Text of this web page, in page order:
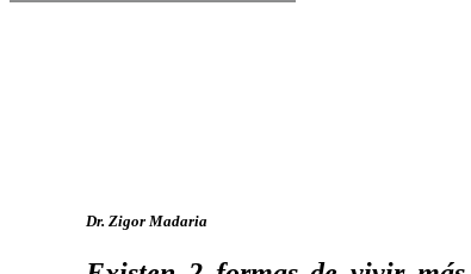
Dr. Zigor Madaria